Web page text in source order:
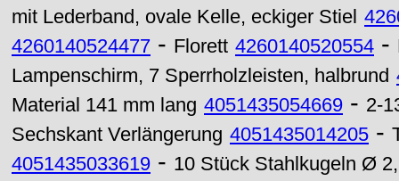
mit Lederband, ovale Kelle, eckiger Stiel
4260140524477 - Florett 4260140520554 -
Lampenschirm, 7 Sperrholzleisten, halbrund
Material 141 mm lang 4051435054669 - 2-
Sechskant Verlängerung 4051435014205 -
4051435033619 - 10 Stück Stahlkugeln Ø